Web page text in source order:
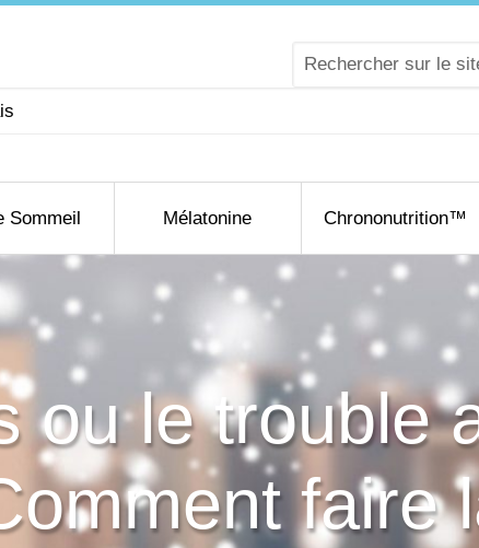
Sommeil Mélatonine Chrononutrition™
ou le trouble
faire